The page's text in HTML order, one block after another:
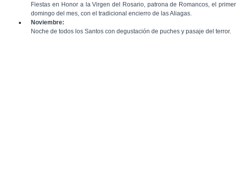
Fiestas en Honor a la Virgen del Rosario, patrona de Romancos, el primer
domingo del mes, con el tradicional encierro de las Aliagas.
Noviembre:
Noche de todos los Santos con degustación de puches y pasaje del terror.